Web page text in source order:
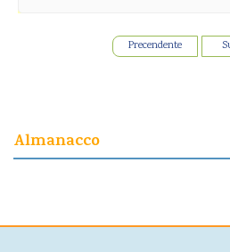
Precendente
Almanacco